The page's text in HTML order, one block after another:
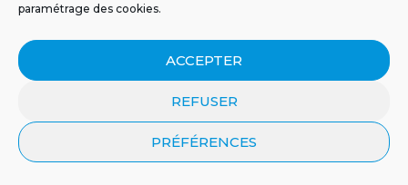
paramétrage des cookies.
ACCEPTER
REFUSER
PRÉFÉRENCES
MENTIONS LÉGALES PUBLICITÉ
BLOG